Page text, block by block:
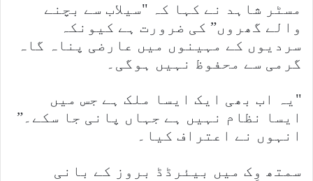
مسٹر شاہد نے کہا کہ "سیلاب سے بچنے
والے گھروں” کی ضرورت ہے کیونکہ
سردیوں کے مہینوں میں عارضی پناہ گاہ
گرمی سے محفوظ نہیں ہوگی۔
"یہ اب بھی ایک ایسا ملک ہے جس میں
ایسا نظام نہیں ہے جہاں پانی جا سکے۔”
انہوں نے اعتراف کیا۔
سمتھ وِک میں بیئرڈڈ بروز کے بانی